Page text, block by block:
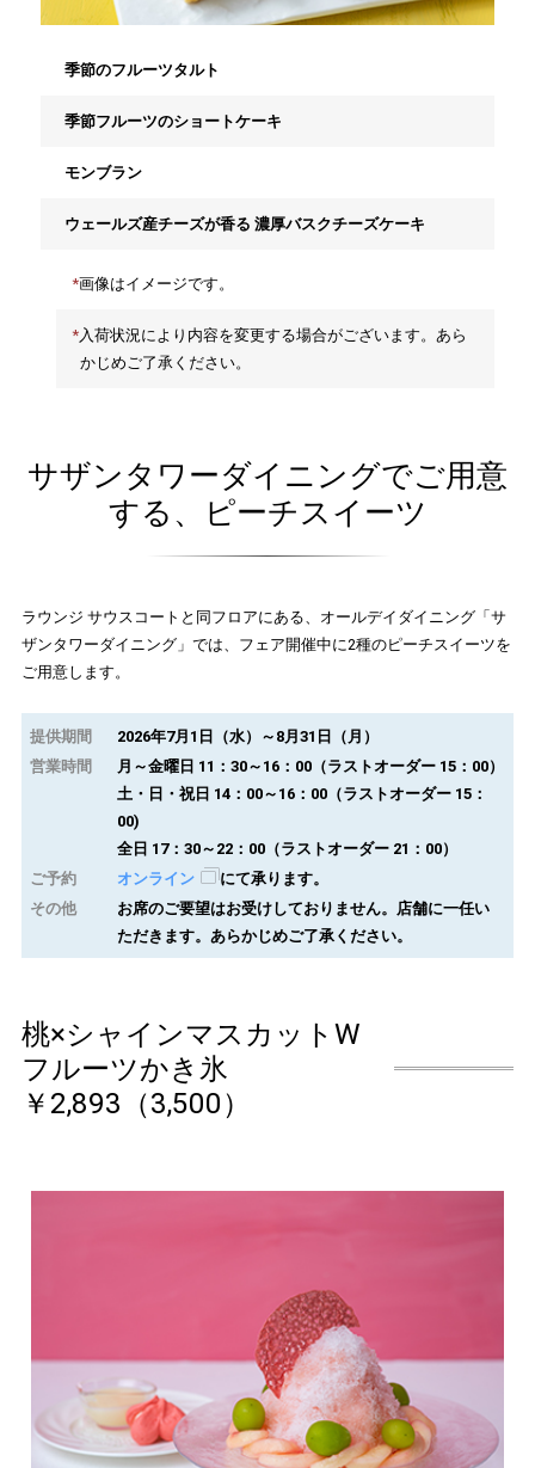
季節のフルーツタルト
季節フルーツのショートケーキ
モンブラン
ウェールズ産チーズが香る 濃厚バスクチーズケーキ
画像はイメージです。
入荷状況により内容を変更する場合がございます。あら
かじめご了承ください。
サザンタワーダイニングでご用意
する、ピーチスイーツ
ラウンジ サウスコートと同フロアにある、オールデイダイニング「サ
ザンタワーダイニング」では、フェア開催中に2種のピーチスイーツを
ご用意します。
提供期間
2026年7月1日（水）～8月31日（月）
営業時間
月～金曜日 11：30～16：00（ラストオーダー 15：00）
土・日・祝日 14：00～16：00（ラストオーダー 15：
00)
全日 17：30～22：00（ラストオーダー 21：00）
ご予約
オンライン
にて承ります。
その他
お席のご要望はお受けしておりません。店舗に一任い
ただきます。あらかじめご了承ください。
桃×シャインマスカットW
フルーツかき氷
￥2,893（3,500）